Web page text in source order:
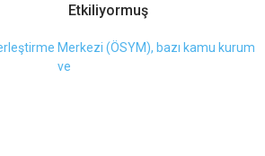
Etkiliyormuş